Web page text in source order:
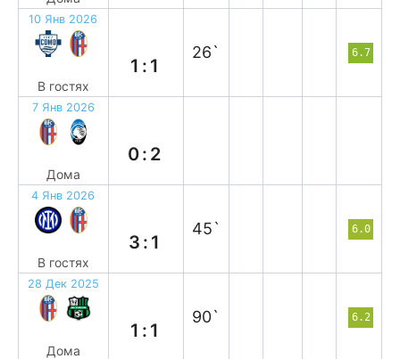
10 Янв 2026
В гостях
1:1
26` 6.7
7 Янв 2026
Дома
0:2
4 Янв 2026
В гостях
3:1
45` 6.0
28 Дек 2025
Дома
1:1
90` 6.2